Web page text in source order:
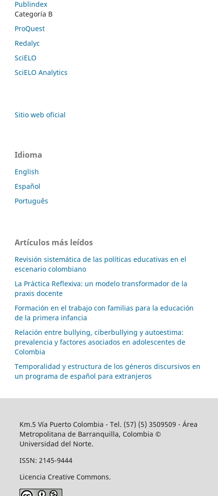
Publindex
Categoría B
ProQuest
Redalyc
SciELO
SciELO Analytics
Sitio web oficial
Idioma
English
Español
Português
Artículos más leídos
Revisión sistemática de las políticas educativas en el
escenario colombiano
La Práctica Reflexiva: un modelo transformador de la
praxis docente
Formación en el trabajo con familias para la educación
de la primera infancia
Relación entre bullying, ciberbullying y autoestima:
prevalencia y factores asociados en adolescentes de
Colombia
Temporalidad y estructura de los géneros discursivos en
un programa de español para extranjeros
Km.5 Vía Puerto Colombia - Tel. (57) (5) 3509509 - Área
Metropolitana de Barranquilla, Colombia ©
Universidad del Norte.
ISSN: 2145-9444
Licencia Creative Commons.